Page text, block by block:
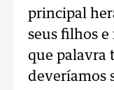
principal
seus filhos e
que palavra
deveríamos